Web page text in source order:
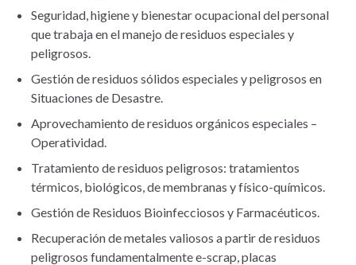
Seguridad, higiene y bienestar ocupacional del personal
que trabaja en el manejo de residuos especiales y
peligrosos.
Gestión de residuos sólidos especiales y peligrosos en
Situaciones de Desastre.
Aprovechamiento de residuos orgánicos especiales –
Operatividad.
Tratamiento de residuos peligrosos: tratamientos
térmicos, biológicos, de membranas y físico-químicos.
Gestión de Residuos Bioinfecciosos y Farmacéuticos.
Recuperación de metales valiosos a partir de residuos
peligrosos fundamentalmente e-scrap, placas